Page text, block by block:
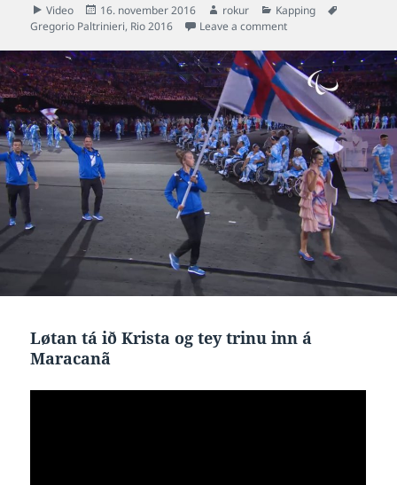
Format
Video
Posted
on
16. november 2016 Author
rokur Categories
Kapping
Gregorio Paltrinieri, Rio 2016 Leave a commenton Gregorio
Løtan tá ið Krista og tey trinu inn á
Maracanã